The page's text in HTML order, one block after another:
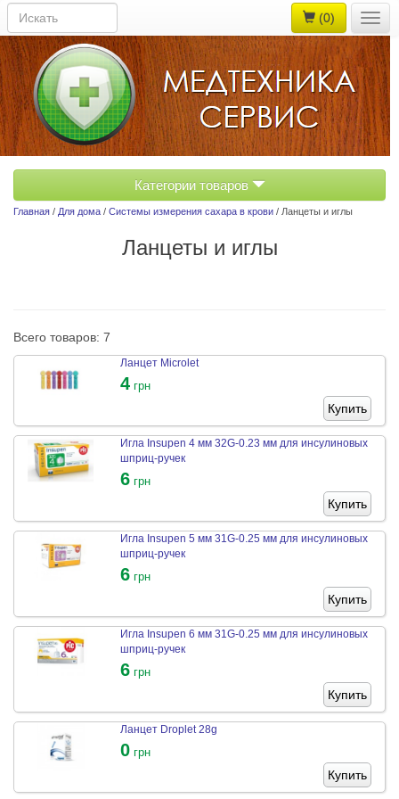
(0)
Категории товаров
Главная / Для дома / Системы измерения сахара в крови / Ланцеты и иглы
Ланцеты и иглы
Всего товаров: 7
Ланцет Microlet
4 грн
Купить
Игла Insupen 4 мм 32G-0.23 мм для инсулиновых
шприц-ручек
6 грн
Купить
Игла Insupen 5 мм 31G-0.25 мм для инсулиновых
шприц-ручек
6 грн
Купить
Игла Insupen 6 мм 31G-0.25 мм для инсулиновых
шприц-ручек
6 грн
Купить
Ланцет Droplet 28g
0 грн
Купить